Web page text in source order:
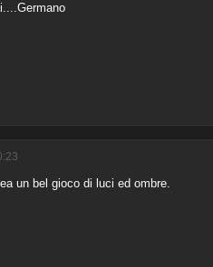
un bel gioco di luci ed ombre.